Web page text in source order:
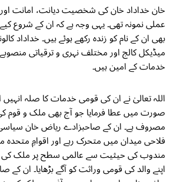
خان خداداد خان کی شخصیت دیانت، امانت
عملی نمونہ تھی۔ یہی وجہ ہے کہ ان کے شروع
بھی ان کے نام کو زندہ رکھے ہوئے ہیں۔ خداداد
میڈیکل کالج اور مختلف نہری و ترقیاتی
خدمات کے امین ہیں۔
اللہ تعالیٰ نے ان کی قومی خدمات کا صلہ
صورت میں عطا فرمایا جو آج بھی ملک و
مصروف ہے۔ ان کے صاحبزادے ریاض خان
فلاحی میدان میں متحرک رہے اور اقوامِ متحدہ
مندوب کی حیثیت سے عالمی سطح پر ملک کی
اپنے والد کی قومی وراثت کو آگے بڑھایا۔ ان کے